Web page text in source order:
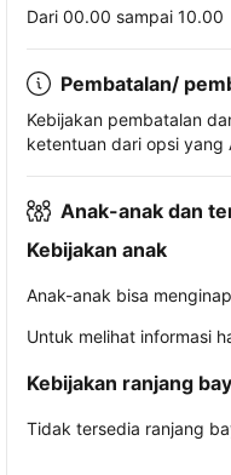
Dari 00.00 sampai 10.00
Pembatalan/
Kebijakan pembatalan
ketentuan dari opsi yang
Anak-anak dan
Kebijakan anak
Anak-anak bisa
Untuk melihat informasi
Kebijakan ranjang
Tidak tersedia ranjang